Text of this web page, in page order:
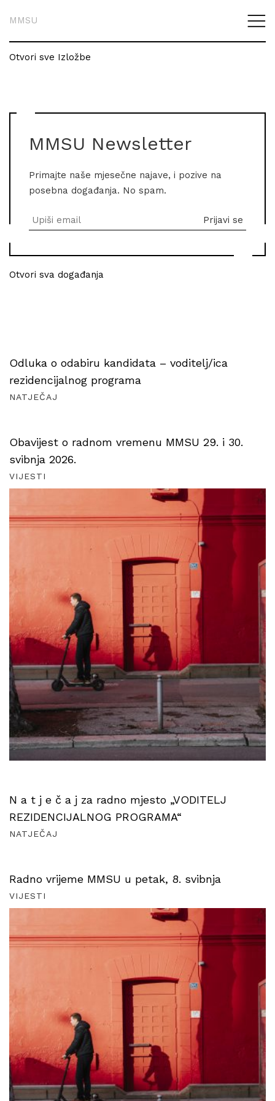
MMSU
Otvori sve Izložbe
MMSU Newsletter
Primajte naše mjesečne najave, i pozive na
posebna događanja. No spam.
Otvori sva događanja
Odluka o odabiru kandidata – voditelj/ica
rezidencijalnog programa
NATJEČAJ
Obavijest o radnom vremenu MMSU 29. i 30.
svibnja 2026.
VIJESTI
N a t j e č a j za radno mjesto „VODITELJ
REZIDENCIJALNOG PROGRAMA“
NATJEČAJ
Radno vrijeme MMSU u petak, 8. svibnja
VIJESTI